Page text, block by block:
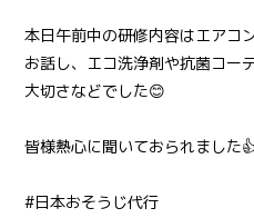
本日午前中の研修内容はエアコ
お話し、エコ洗浄剤や抗菌コー
大切さなどでした😊
皆様熱心に聞いておられました
#日本おそうじ代行